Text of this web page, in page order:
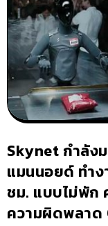
Skynet กำลัง
แมนนอยด์ ทำ
ชม. แบบไม่พัก
ความผิดพลาด